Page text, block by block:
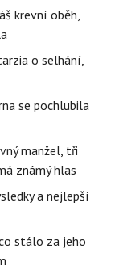
krevní oběh,
o selhání,
se pochlubila
manžel, tři
známý hlas
a nejlepší
stálo za jeho